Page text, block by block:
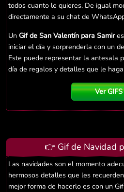
todos cuanto le quieres. De igual
directamente a su chat de
Un Gif de San Valentín para Samir
iniciar el día y sorprenderla con un
Este puede representar la antesala
día de regalos y detalles que le
Ver GIFS
👉 Gif de Navidad
Las navidades son el momento
hermosos detalles que les
mejor forma de hacerlo es con un